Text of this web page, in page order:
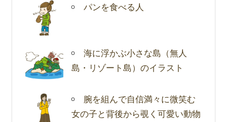
パンを食べる人
海に浮かぶ小さな島（無人
島・リゾート島）のイラスト
腕を組んで自信満々に微笑む
女の子と背後から覗く可愛い動物